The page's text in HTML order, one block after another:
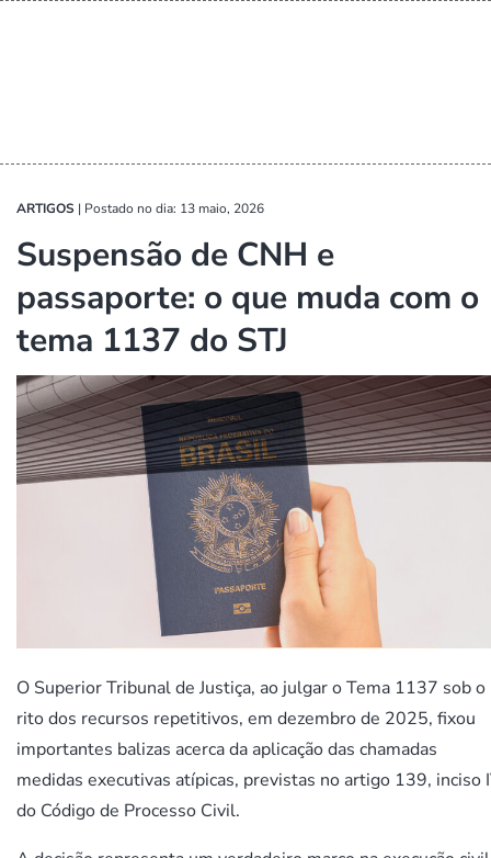
ARTIGOS | Postado no dia: 13 maio, 2026
Suspensão de CNH e
passaporte: o que muda com o
tema 1137 do STJ
O Superior Tribunal de Justiça, ao julgar o Tema 1137 sob o
rito dos recursos repetitivos, em dezembro de 2025, fixou
importantes balizas acerca da aplicação das chamadas
medidas executivas atípicas, previstas no artigo 139, inciso
do Código de Processo Civil.